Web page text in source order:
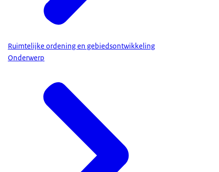
Ruimtelijke ordening en gebiedsontwikkeling
Onderwerp